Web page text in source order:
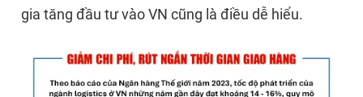
gia tăng đầu tư vào VN cũng là điều dễ hiểu.